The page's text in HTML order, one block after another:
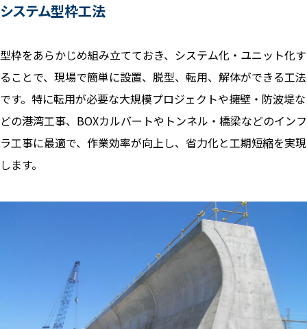
システム型枠工法
型枠をあらかじめ組み立てておき、システム化・ユニット化す
ることで、現場で簡単に設置、脱型、転用、解体ができる工法
です。特に転用が必要な大規模プロジェクトや擁壁・防波堤な
どの港湾工事、BOXカルバートやトンネル・橋梁などのインフ
ラ工事に最適で、作業効率が向上し、省力化と工期短縮を実現
します。